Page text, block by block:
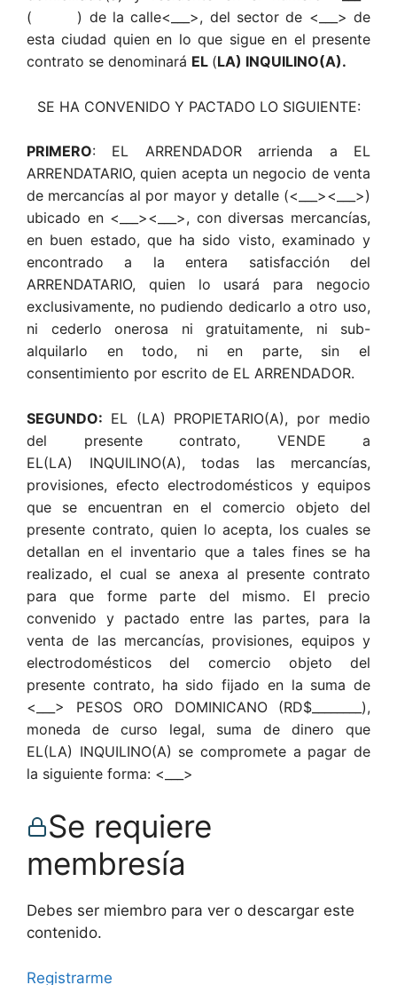
( ) de la calle<___>, del sector de <___> de
esta ciudad quien en lo que sigue en el presente
contrato se denominará EL (LA) INQUILINO(A).
SE HA CONVENIDO Y PACTADO LO SIGUIENTE:
PRIMERO: EL ARRENDADOR arrienda a EL
ARRENDATARIO, quien acepta un negocio de venta
de mercancías al por mayor y detalle (<___><___>)
ubicado en <___><___>, con diversas mercancías,
en buen estado, que ha sido visto, examinado y
encontrado a la entera satisfacción del
ARRENDATARIO, quien lo usará para negocio
exclusivamente, no pudiendo dedicarlo a otro uso,
ni cederlo onerosa ni gratuitamente, ni sub-
alquilarlo en todo, ni en parte, sin el
consentimiento por escrito de EL ARRENDADOR.
SEGUNDO: EL (LA) PROPIETARIO(A), por medio
del presente contrato, VENDE a
EL(LA) INQUILINO(A), todas las mercancías,
provisiones, efecto electrodomésticos y equipos
que se encuentran en el comercio objeto del
presente contrato, quien lo acepta, los cuales se
detallan en el inventario que a tales fines se ha
realizado, el cual se anexa al presente contrato
para que forme parte del mismo. El precio
convenido y pactado entre las partes, para la
venta de las mercancías, provisiones, equipos y
electrodomésticos del comercio objeto del
presente contrato, ha sido fijado en la suma de
<___> PESOS ORO DOMINICANO (RD$________),
moneda de curso legal, suma de dinero que
EL(LA) INQUILINO(A) se compromete a pagar de
la siguiente forma: <___>
Se requiere
membresía
Debes ser miembro para ver o descargar este
contenido.
Registrarme